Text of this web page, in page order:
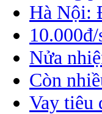
Hà Nội:
Nửa
Còn
Vay tiêu